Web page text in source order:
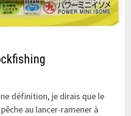
définition, je dirais que le
au lancer-ramener à